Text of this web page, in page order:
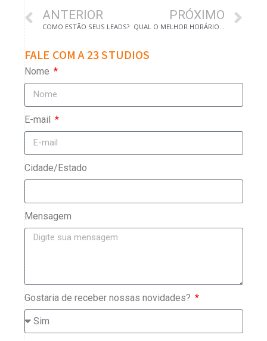
ANTERIOR
COMO ESTÃO SEUS LEADS?
PRÓXIMO
FALE COM A 23 STUDIOS
Nome
E-mail
Cidade/Estado
Mensagem
Gostaria de receber nossas novidades?